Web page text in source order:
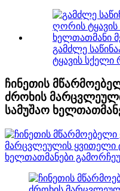
გამძლე
ტყავის სქელი
ჩინეთის
ძროხის
სამუშაო